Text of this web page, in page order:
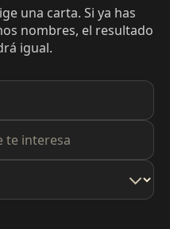
una carta. Si ya has
nombres, el resultado
igual.